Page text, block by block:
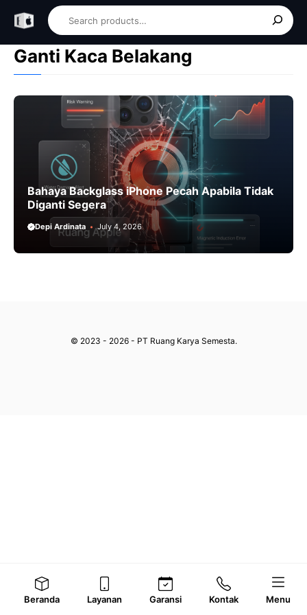
content
Ganti Kaca Belakang
Bahaya Backglass iPhone Pecah Apabila Tidak
Diganti Segera
Depi Ardinata July 4, 2026
© 2023 - 2026 - PT Ruang Karya Semesta.
Beranda Layanan Garansi Kontak Menu